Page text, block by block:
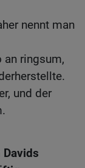
nennt man
an ringsum,
und der